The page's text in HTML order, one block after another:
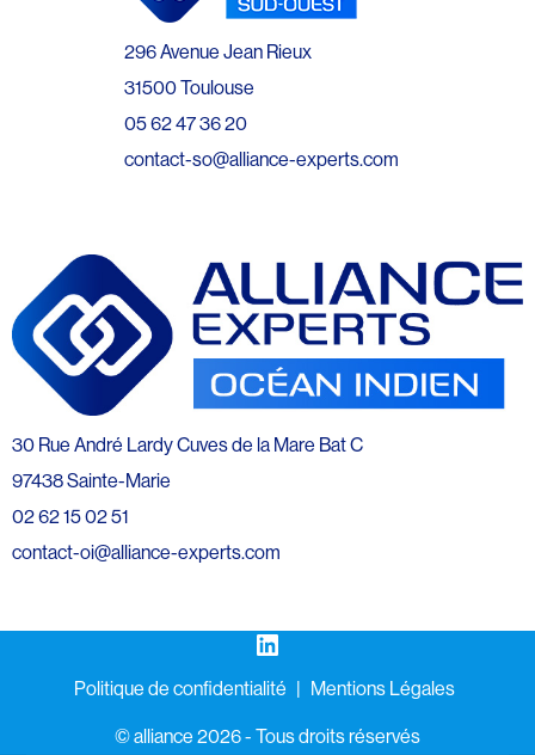
296 Avenue Jean Rieux
31500 Toulouse
05 62 47 36 20
contact-so@alliance-experts.com
30 Rue André Lardy Cuves de la Mare Bat C
97438 Sainte-Marie
02 62 15 02 51
contact-oi@alliance-experts.com
LinkedIn
Politique de confidentialité Mentions Légales
©️ alliance 2026 - Tous droits réservés